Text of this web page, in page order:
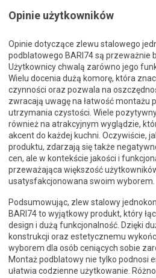
Opinie użytkowników
Opinie dotyczące zlewu stalowego
podblatowego BARI74 są przeważnie
Użytkownicy chwalą zarówno jego
Wielu docenia dużą komorę, która
czynności oraz pozwala na
zwracają uwagę na łatwość montażu
utrzymania czystości. Wiele
również na atrakcyjnym wyglądzie,
akcent do każdej kuchni. Oczywiście,
produktu, zdarzają się także
cen, ale w kontekście jakości i
przeważająca większość
usatysfakcjonowana swoim wyborem.
Podsumowując, zlew stalowy
BARI74 to wyjątkowy produkt, który
design i dużą funkcjonalność. Dzięki
konstrukcji oraz estetycznemu
wyborem dla osób ceniących sobie
Montaż podblatowy nie tylko podnosi
ułatwia codzienne użytkowanie.